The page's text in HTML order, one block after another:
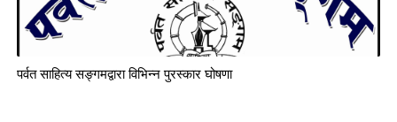
पर्वत साहित्य सङ्‍गमद्वारा विभिन्न पुरस्कार घोषणा